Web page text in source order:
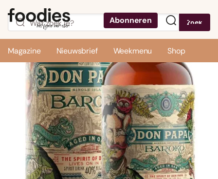
Abonneren Zoek
Magazine Nieuwsbrief Weekmenu Shop